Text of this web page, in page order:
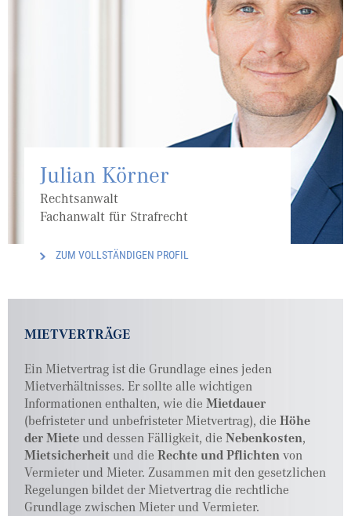
Julian Körner
Rechtsanwalt
Fachanwalt für Strafrecht
ZUM VOLLSTÄNDIGEN PROFIL
MIETVERTRÄGE
Ein Mietvertrag ist die Grundlage eines jeden
Mietverhältnisses. Er sollte alle wichtigen
Informationen enthalten, wie dieMietdauer
(befristeter und unbefristeter Mietvertrag), dieHöhe
der Miete und dessen Fälligkeit, dieNebenkosten,
Mietsicherheit und dieRechte und Pflichtenvon
Vermieter und Mieter. Zusammen mit den gesetzlichen
Regelungen bildet der Mietvertrag die rechtliche
Grundlage zwischen Mieter und Vermieter.